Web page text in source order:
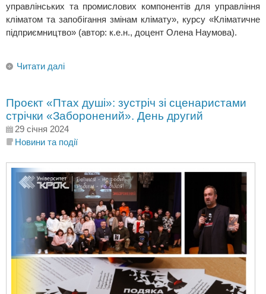
управлінських та промислових компонентів для управління
кліматом та запобігання змінам клімату», курсу «Кліматичне
підприємництво» (автор: к.е.н., доцент Олена Наумова).
Читати далі
Проєкт «Птах душі»: зустріч зі сценаристами
стрічки «Заборонений». День другий
29 січня 2024
Новини та події